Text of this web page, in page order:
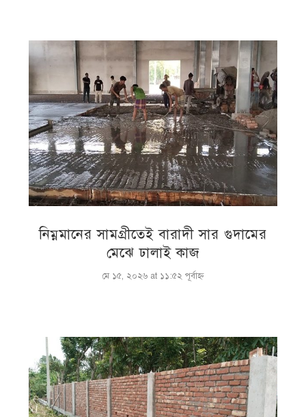
নিম্নমানের সামগ্রীতেই বারাদী সার গুদামের
মেঝে ঢালাই কাজ
মে ১৫, ২০২৬ at ১১:৫২ পূর্বাহ্ণ